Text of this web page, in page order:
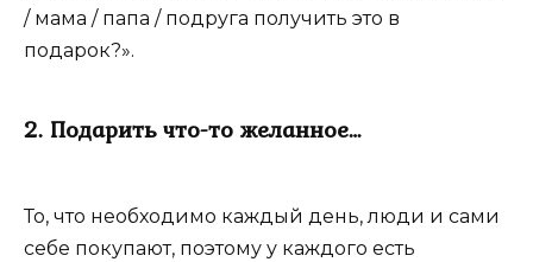
/ мама / папа / подруга получить это в
подарок?».
2. Подарить что-то желанное…
То, что необходимо каждый день, люди и сами
себе покупают, поэтому у каждого есть